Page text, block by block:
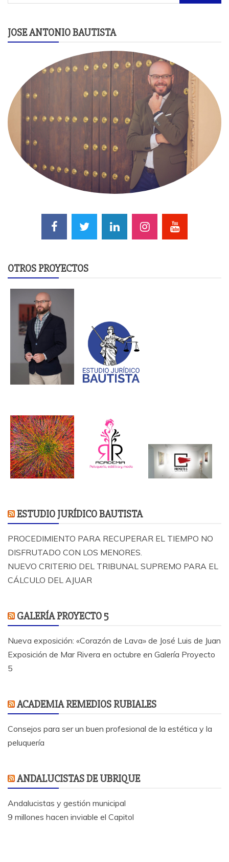
JOSE ANTONIO BAUTISTA
OTROS PROYECTOS
ESTUDIO JURÍDICO BAUTISTA
PROCEDIMIENTO PARA RECUPERAR EL TIEMPO NO
DISFRUTADO CON LOS MENORES.
NUEVO CRITERIO DEL TRIBUNAL SUPREMO PARA EL
CÁLCULO DEL AJUAR
GALERÍA PROYECTO 5
Nueva exposición: «Corazón de Lava» de José Luis de Juan
Exposición de Mar Rivera en octubre en Galería Proyecto
5
ACADEMIA REMEDIOS RUBIALES
Consejos para ser un buen profesional de la estética y la
peluquería
ANDALUCISTAS DE UBRIQUE
Andalucistas y gestión municipal
9 millones hacen inviable el Capitol